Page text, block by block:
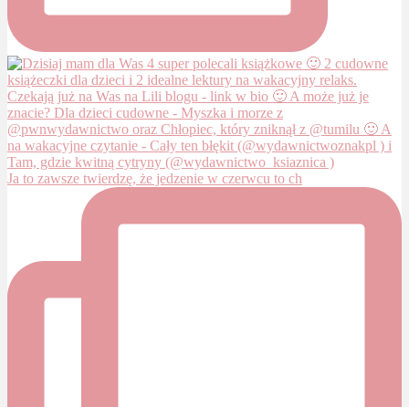
Ja to zawsze twierdzę, że jedzenie w czerwcu to ch